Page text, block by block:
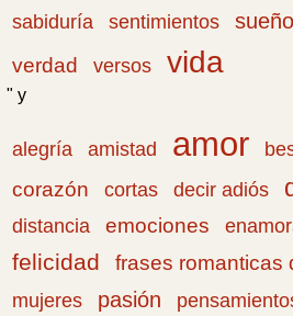
sabiduría sentimientos
verdad
versos vida
" y
alegría amistad amor
corazón
cortas decir adiós
distancia emociones
felicidad frases romanticas
mujeres
pasión